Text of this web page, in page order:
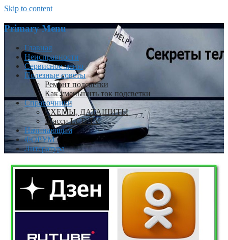
Skip to content
Primary Menu
Главная
Неисправности
Сервисное меню
Полезные советы
Ремонт подсветки
Как уменьшить ток подсветки
Справочники
СХЕМЫ, ДАТАШИТЫ
Шасси LCD TV
Начинающим
ФОРУМ
Литература